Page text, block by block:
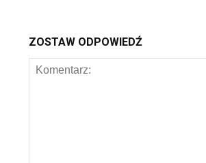
ZOSTAW ODPOWIEDŹ